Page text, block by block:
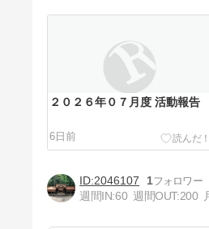
２０２６年０７月度 活動報告
6日前
2046107
1
週間IN:60 週間OUT:200